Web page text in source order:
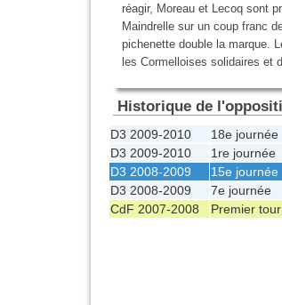
réagir, Moreau et Lecoq sont
Maindrelle sur un coup franc
pichenette double la marque.
les Cormelloises solidaires et
Historique de
D3 2009-2010 18e journée
D3 2009-2010
1re journée
D3 2008-2009
15e journée
D3 2008-2009
7e journée
CdF 2007-2008
Premier